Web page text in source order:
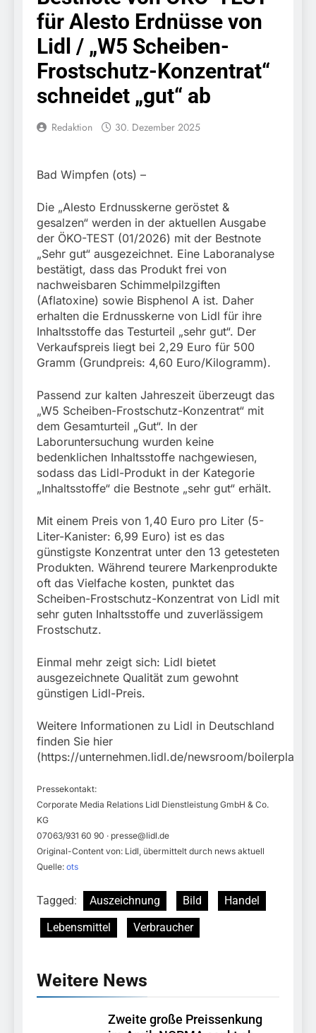
Knopfdruck / Schnelle
Festnahme nach
sexueller Belästigung
Bundespolizeidirektion
München: Bundespolizei
kontrolliert
grenzüberschreitenden
Verkehr / Waffenfund im
Fahrzeug
7. August 2026
Bundespolizeidirektion
München: Schneller
festgenommen als die
Reise nach Ungarn
beendet / Bundespolizei
fest
6. August 2026
München: Ausgesetzte
Tierheim übernimmt
Schrotthändler
Euro Sozialleistungen
Ermittlungen der
Finanzkontrolle
Schwarzarbeit führen zu
rechtskräftiger
Verurteilung wegen
Betrugs
Bundespolizeidirektion
München: Europaweit
gesuchtes Mitglied einer
kriminellen Vereinigung
geht ins Netz –
Bundespolizei vollstreckt
europäischen
Auslieferungshaftbefehl
6. August 2026
Bundespolizeidirektion
München: Update zu den
Einsatzmaßnahmen der
Bundespolizei in
Saarbrücken
5. August 2026
Bundespolizeidirektion
München:
Beinahekollision an
Bahnübergang in Aubing
/ Bundespolizei ermittelt
wegen gefährlichen
Bahnverkehr
5. August 2026
für Alesto Erdnüsse von
Lidl / „W5 Scheiben-
Frostschutz-Konzentrat“
schneidet „gut“ ab
Redaktion 30. Dezember 2025
Bad Wimpfen (ots) –
Die „Alesto Erdnusskerne geröstet &
gesalzen“ werden in der aktuellen Ausgabe
der ÖKO-TEST (01/2026) mit der Bestnote
„Sehr gut“ ausgezeichnet. Eine Laboranalyse
bestätigt, dass das Produkt frei von
nachweisbaren Schimmelpilzgiften
(Aflatoxine) sowie Bisphenol A ist. Daher
erhalten die Erdnusskerne von Lidl für ihre
Inhaltsstoffe das Testurteil „sehr gut“. Der
Verkaufspreis liegt bei 2,29 Euro für 500
Gramm (Grundpreis: 4,60 Euro/Kilogramm).
Passend zur kalten Jahreszeit überzeugt das
„W5 Scheiben-Frostschutz-Konzentrat“ mit
dem Gesamturteil „Gut“. In der
Laboruntersuchung wurden keine
bedenklichen Inhaltsstoffe nachgewiesen,
sodass das Lidl-Produkt in der Kategorie
„Inhaltsstoffe“ die Bestnote „sehr gut“ erhält.
Mit einem Preis von 1,40 Euro pro Liter (5-
Liter-Kanister: 6,99 Euro) ist es das
günstigste Konzentrat unter den 13 getesteten
Produkten. Während teurere Markenprodukte
oft das Vielfache kosten, punktet das
Scheiben-Frostschutz-Konzentrat von Lidl mit
sehr guten Inhaltsstoffe und zuverlässigem
Frostschutz.
Einmal mehr zeigt sich: Lidl bietet
ausgezeichnete Qualität zum gewohnt
günstigen Lidl-Preis.
Weitere Informationen zu Lidl in Deutschland
finden Sie hier
(https://unternehmen.lidl.de/newsroom/boilerplate).
Pressekontakt:
Corporate Media Relations Lidl Dienstleistung GmbH & Co.
KG
07063/931 60 90 · presse@lidl.de
Original-Content von: Lidl, übermittelt durch news aktuell
Quelle: ots
Tagged: Auszeichnung Bild
Handel
Lebensmittel
Verbraucher
Weitere News
Zweite große Preissenkung